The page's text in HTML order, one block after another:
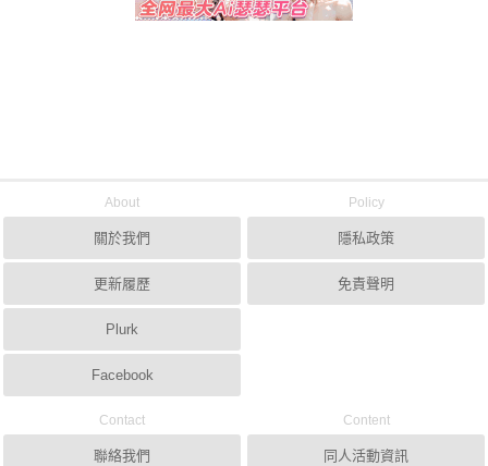
About
關於我們
更新履歷
Plurk
Facebook
Policy
隱私政策
免責聲明
Contact
聯絡我們
Content
同人活動資訊